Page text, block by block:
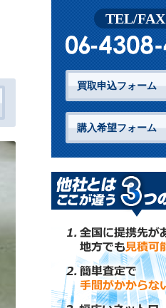
TEL/FAX
買取申込フォーム
購入希望フォーム